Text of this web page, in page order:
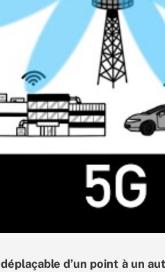
déplaçable d’un point à un